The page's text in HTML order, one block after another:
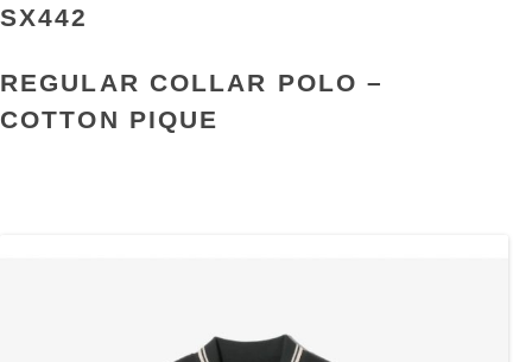
SX442
REGULAR COLLAR POLO –
COTTON PIQUE